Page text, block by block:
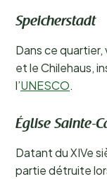
Speicherstadt
Dans ce
et le Chilehaus,
l’UNESCO.
Église Sainte-
Datant du XIVe
partie détruite